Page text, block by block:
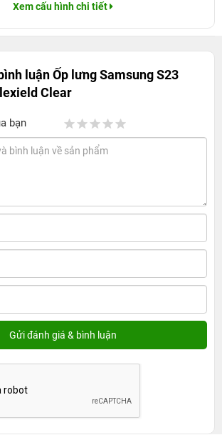
Xem cấu hình chi tiết
luậnỐp lưng Samsung S23
Clear
bạn